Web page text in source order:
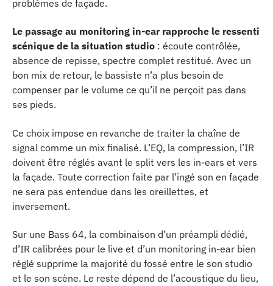
problèmes de façade.
Le passage au monitoring in-ear rapproche le ressenti
scénique de la situation studio : écoute contrôlée,
absence de repisse, spectre complet restitué. Avec un
bon mix de retour, le bassiste n’a plus besoin de
compenser par le volume ce qu’il ne perçoit pas dans
ses pieds.
Ce choix impose en revanche de traiter la chaîne de
signal comme un mix finalisé. L’EQ, la compression, l’IR
doivent être réglés avant le split vers les in-ears et vers
la façade. Toute correction faite par l’ingé son en façade
ne sera pas entendue dans les oreillettes, et
inversement.
Sur une Bass 64, la combinaison d’un préampli dédié,
d’IR calibrées pour le live et d’un monitoring in-ear bien
réglé supprime la majorité du fossé entre le son studio
et le son scène. Le reste dépend de l’acoustique du lieu,